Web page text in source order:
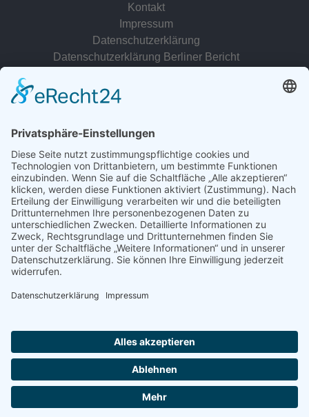
Kontakt
Impressum
Datenschutzerklärung
Datenschutzerklärung Berliner Bericht
© 2022 - 2026 Dr. Christina Baum. Alle Rechte vorbehalten.